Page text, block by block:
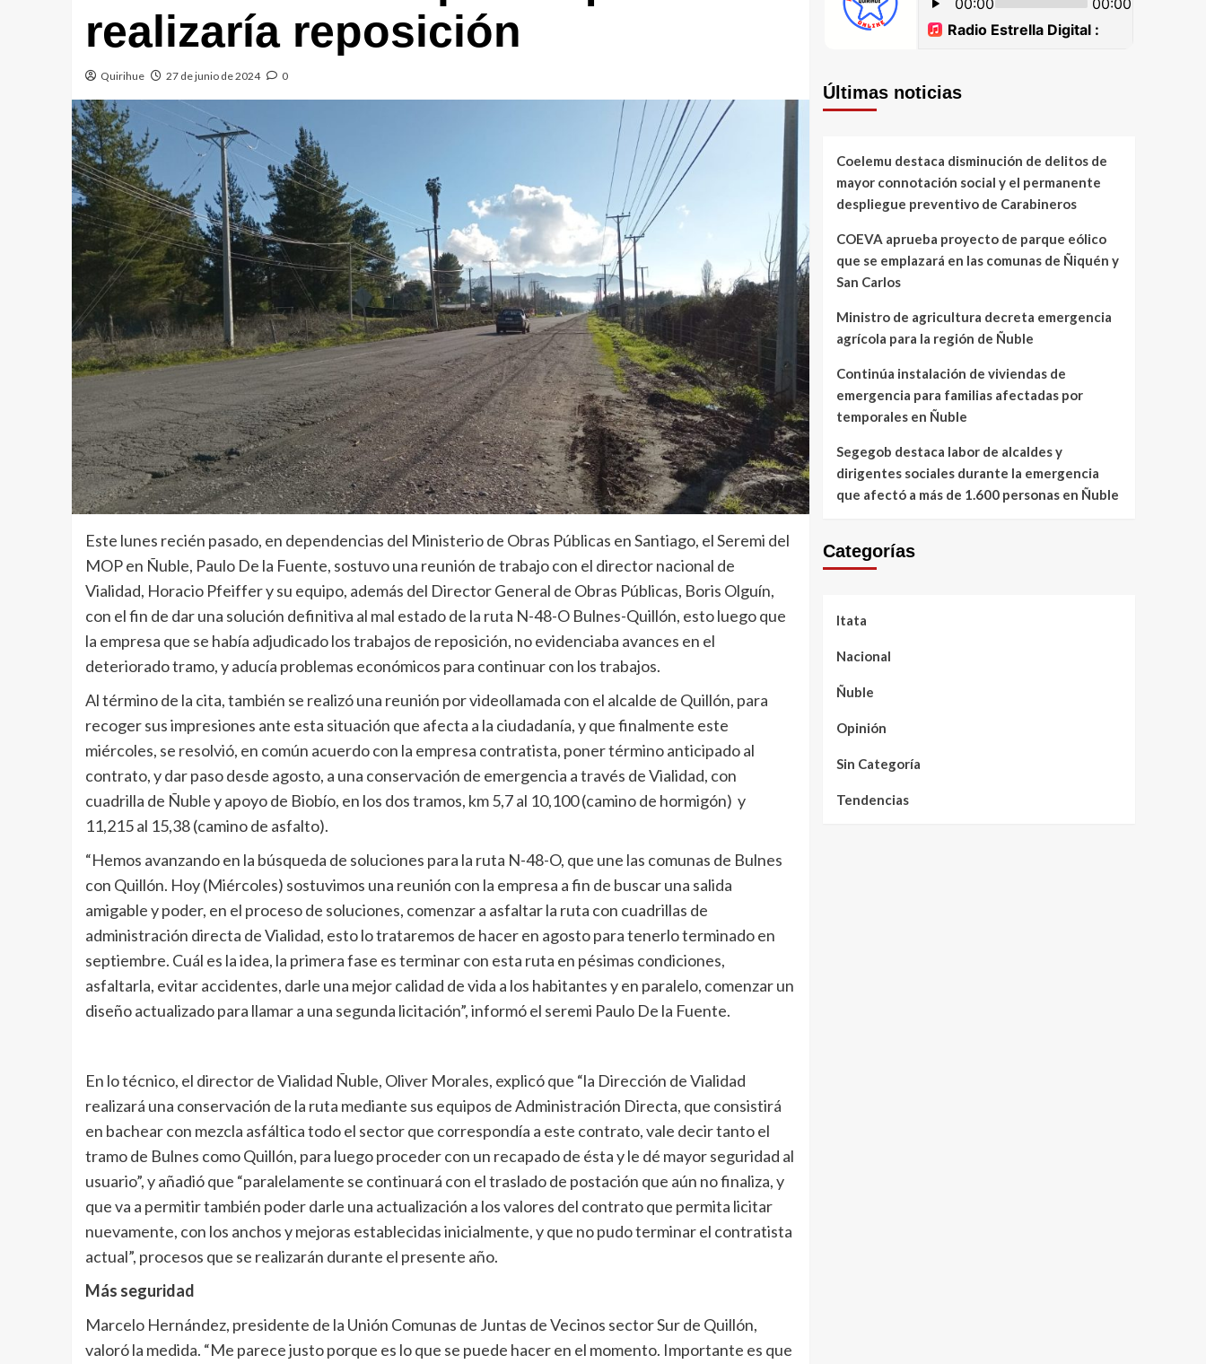
realizaría reposición
Quirihue 27 de junio de 2024 0
Este lunes recién pasado, en dependencias del Ministerio de Obras Públicas en Santiago, el Seremi del
MOP en Ñuble, Paulo De la Fuente, sostuvo una reunión de trabajo con el director nacional de
Vialidad, Horacio Pfeiffer y su equipo, además del Director General de Obras Públicas, Boris Olguín,
con el fin de dar una solución definitiva al mal estado de la ruta N-48-O Bulnes-Quillón, esto luego que
la empresa que se había adjudicado los trabajos de reposición, no evidenciaba avances en el
deteriorado tramo, y aducía problemas económicos para continuar con los trabajos.
Al término de la cita, también se realizó una reunión por videollamada con el alcalde de Quillón, para
recoger sus impresiones ante esta situación que afecta a la ciudadanía, y que finalmente este
miércoles, se resolvió, en común acuerdo con la empresa contratista, poner término anticipado al
contrato, y dar paso desde agosto, a una conservación de emergencia a través de Vialidad, con
cuadrilla de Ñuble y apoyo de Biobío, en los dos tramos, km 5,7 al 10,100 (camino de hormigón) y
11,215 al 15,38 (camino de asfalto).
“Hemos avanzando en la búsqueda de soluciones para la ruta N-48-O, que une las comunas de Bulnes
con Quillón. Hoy (Miércoles) sostuvimos una reunión con la empresa a fin de buscar una salida
amigable y poder, en el proceso de soluciones, comenzar a asfaltar la ruta con cuadrillas de
administración directa de Vialidad, esto lo trataremos de hacer en agosto para tenerlo terminado en
septiembre. Cuál es la idea, la primera fase es terminar con esta ruta en pésimas condiciones,
asfaltarla, evitar accidentes, darle una mejor calidad de vida a los habitantes y en paralelo, comenzar un
diseño actualizado para llamar a una segunda licitación”, informó el seremi Paulo De la Fuente.
En lo técnico, el director de Vialidad Ñuble, Oliver Morales, explicó que “la Dirección de Vialidad
realizará una conservación de la ruta mediante sus equipos de Administración Directa, que consistirá
en bachear con mezcla asfáltica todo el sector que correspondía a este contrato, vale decir tanto el
tramo de Bulnes como Quillón, para luego proceder con un recapado de ésta y le dé mayor seguridad al
usuario”, y añadió que “paralelamente se continuará con el traslado de postación que aún no finaliza, y
que va a permitir también poder darle una actualización a los valores del contrato que permita licitar
nuevamente, con los anchos y mejoras establecidas inicialmente, y que no pudo terminar el contratista
actual”, procesos que se realizarán durante el presente año.
Más seguridad
Marcelo Hernández, presidente de la Unión Comunas de Juntas de Vecinos sector Sur de Quillón,
valoró la medida. “Me parece justo porque es lo que se puede hacer en el momento. Importante es que
Últimas noticias
Coelemu destaca disminución de delitos de
mayor connotación social y el permanente
despliegue preventivo de Carabineros
COEVA aprueba proyecto de parque eólico
que se emplazará en las comunas de Ñiquén y
San Carlos
Ministro de agricultura decreta emergencia
agrícola para la región de Ñuble
Continúa instalación de viviendas de
emergencia para familias afectadas por
temporales en Ñuble
Segegob destaca labor de alcaldes y
dirigentes sociales durante la emergencia
que afectó a más de 1.600 personas en Ñuble
Categorías
Itata
Nacional
Ñuble
Opinión
Sin Categoría
Tendencias